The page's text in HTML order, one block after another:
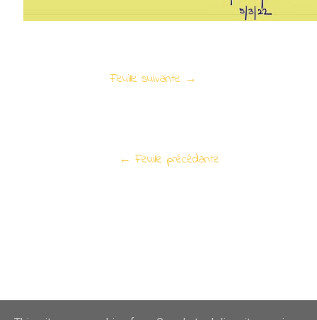
Feuille suivante →
← Feuille précédante